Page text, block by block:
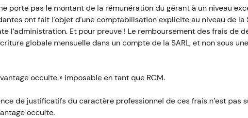
porte pas le montant de la rémunération du gérant à un niveau
ont fait l’objet d’une comptabilisation explicite au niveau de la
l’administration. Et pour preuve ! Le remboursement des frais de
globale mensuelle dans un compte de la SARL, et non sous
occulte » imposable en tant que RCM.
de justificatifs du caractère professionnel de ces frais n’est pas
occulte.